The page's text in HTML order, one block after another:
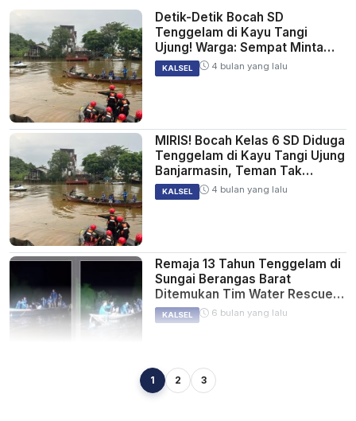
Detik-Detik Bocah SD
Tenggelam di Kayu Tangi
Ujung! Warga: Sempat Minta
Tolong Sebelum Hilang
KALSEL 4 bulan yang lalu
MIRIS! Bocah Kelas 6 SD Diduga
Tenggelam di Kayu Tangi Ujung
Banjarmasin, Teman Tak
Mampu Menolong
KALSEL 4 bulan yang lalu
Remaja 13 Tahun Tenggelam di
Sungai Berangas Barat
Ditemukan Tim Water Rescue
Kurang dari Satu Jam
Penyelaman
KALSEL 6 bulan yang lalu
Mayat di Sungai Alalak Batola
1 2 3